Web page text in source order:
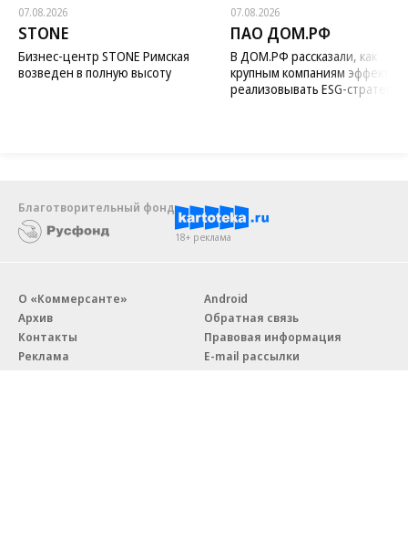
07.08.2026
STONE
Бизнес-центр STONE Римская
возведен в полную высоту
07.08.2026
ПАО ДОМ.РФ
В ДОМ.РФ рассказали, как
крупным компаниям
реализовывать ESG-стратегию
Благотворительный фонд
18+ реклама
О «Коммерсанте»
Архив
Контакты
Реклама
Android
Обратная связь
Правовая информация
E-mail рассылки